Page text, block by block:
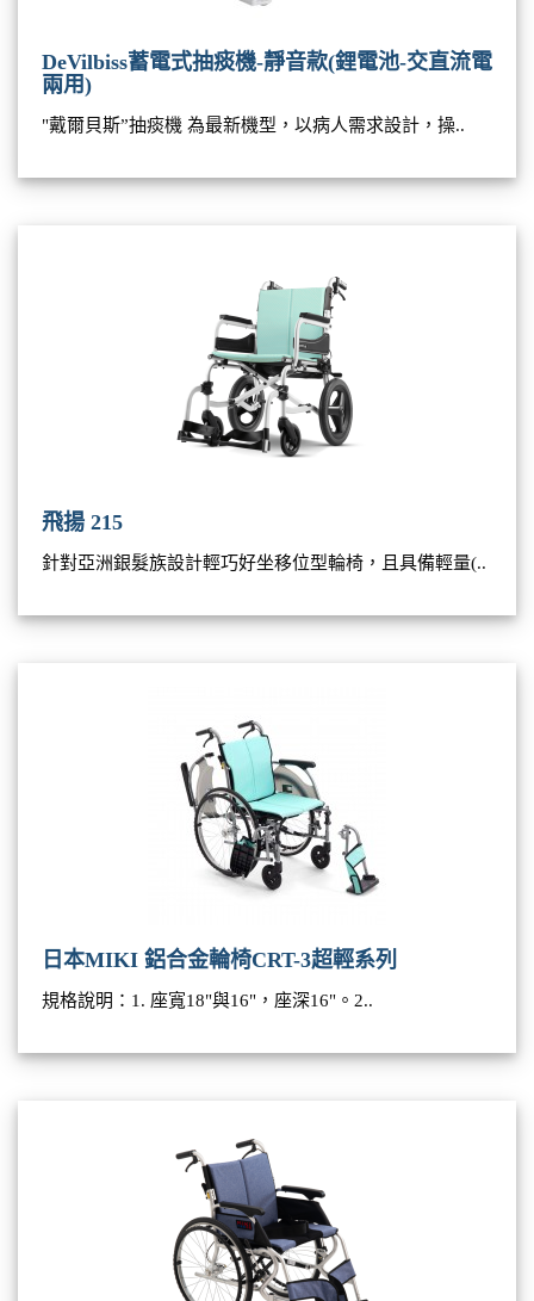
DeVilbiss蓄電式抽痰機-靜音款(鋰電池-交直流電
兩用)
"戴爾貝斯”抽痰機 為最新機型，以病人需求設計，操..
飛揚 215
針對亞洲銀髮族設計輕巧好坐移位型輪椅，且具備輕量(..
日本MIKI 鋁合金輪椅CRT-3超輕系列
規格說明：1. 座寬18"與16"，座深16"。2..